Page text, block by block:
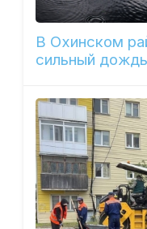
В Охинском
сильный